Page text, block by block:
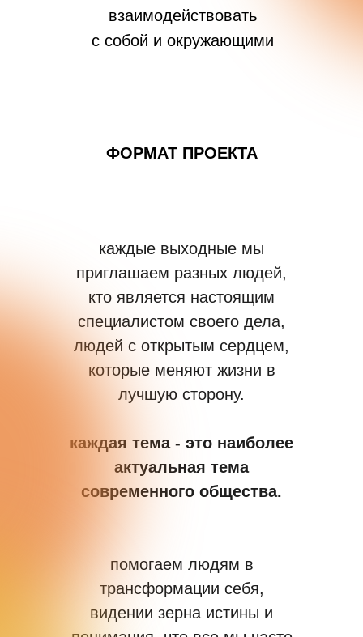
взаимодействовать
с собой и окружающими
ФОРМАТ ПРОЕКТА
каждые выходные мы
приглашаем разных людей,
кто является настоящим
специалистом своего дела,
людей с открытым сердцем,
которые меняют жизни в
лучшую сторону.
каждая тема - это наиболее
актуальная тема
современного общества.
помогаем людям в
трансформации себя,
видении зерна истины и